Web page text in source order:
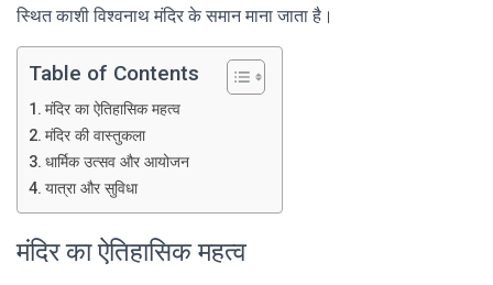
स्थित काशी विश्वनाथ मंदिर के समान माना जाता है।
Table of Contents
मंदिर का ऐतिहासिक महत्व
मंदिर की वास्तुकला
धार्मिक उत्सव और आयोजन
यात्रा और सुविधा
मंदिर का ऐतिहासिक महत्व